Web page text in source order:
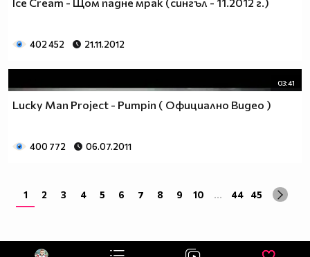
402 452 21.11.2012
03:41
Lucky Man Project - Pumpin ( Официално Видео )
400 772 06.07.2011
1 2 3 4 5 6 7 8 9 10 ... 44 45